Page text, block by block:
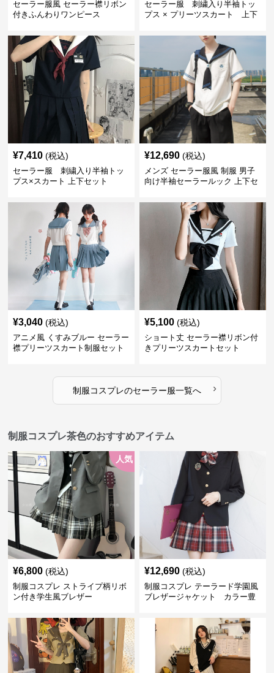
セーラー服風 セーラー襟リボン
付きふんわりワンピース
セーラー服 刺繍入り半袖トッ
プス × プリーツスカート 上下
¥7,410 (税込)
セーラー服 刺繍入り半袖トッ
プス×スカート 上下セット
¥12,690 (税込)
メンズ セーラー服風 制服 男子
向け半袖セーラールック 上下セ
¥3,040 (税込)
アニメ風 くすみブルー セーラー
襟プリーツスカート制服セット
¥5,100 (税込)
ショート丈 セーラー襟リボン付
きプリーツスカートセット
制服コスプレのセーラー服一覧へ ›
制服コスプレ茶色のおすすめアイテム
人気
¥6,800 (税込)
制服コスプレ ストライプ柄リボ
ン付き学生風ブレザー
¥12,690 (税込)
制服コスプレ テーラード学園風
ブレザージャケット カラー豊